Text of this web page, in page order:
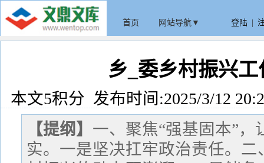
首页 网站导航▼ 登陆
乡_委乡村振兴
本文5积分 发布时间:2025/3/12
【提纲】 一、聚焦“强基固本”
实。一是坚决扛牢政治责任。二